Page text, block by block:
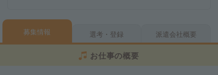
募集情報 選考・登録 派遣会社概要
お仕事の概要